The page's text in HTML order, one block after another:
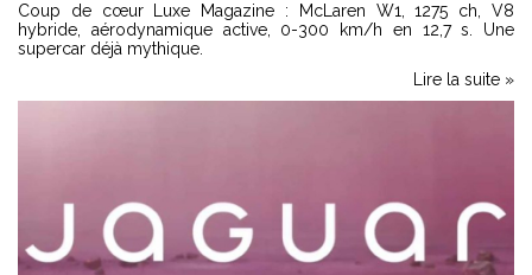
Coup de cœur Luxe Magazine : McLaren W1, 1275 ch, V8
hybride, aérodynamique active, 0-300 km/h en 12,7 s. Une
supercar déjà mythique.
Lire la suite »